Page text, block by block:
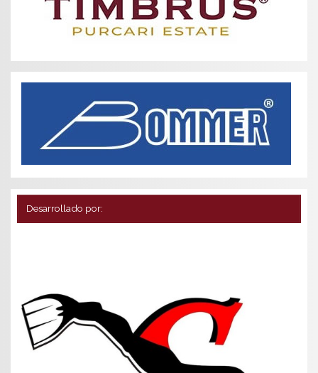
Desarrollado por: